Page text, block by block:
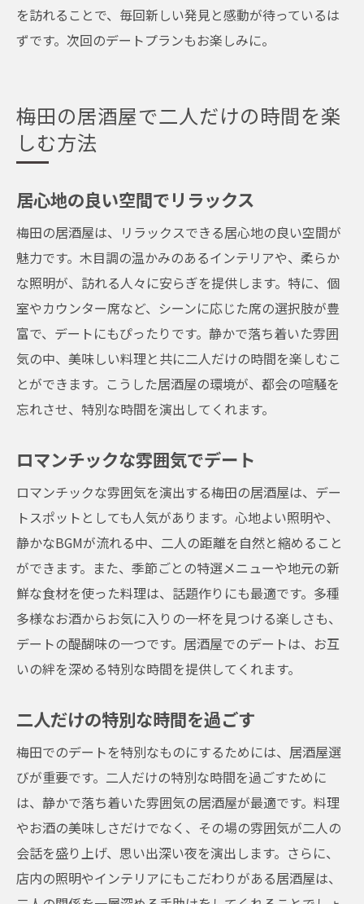
を訪れることで、毎回新しい発見と感動が待っているは
ずです。次回のデートプランもお楽しみに。
梅田の居酒屋で二人だけの時間を楽
しむ方法
居心地の良い空間でリラックス
梅田の居酒屋は、リラックスできる居心地の良い空間が
魅力です。木目調の温かみのあるインテリアや、柔らか
な照明が、訪れる人々に安らぎを提供します。特に、個
室やカウンター席など、シーンに応じた席の選択肢が豊
富で、デートにもぴったりです。静かで落ち着いた雰囲
気の中、美味しい料理と共に二人だけの時間を楽しむこ
とができます。こうした居酒屋の環境が、都会の喧騒を
忘れさせ、特別な時間を演出してくれます。
ロマンチックな雰囲気でデート
ロマンチックな雰囲気を演出する梅田の居酒屋は、デー
トスポットとしても人気があります。心地よい照明や、
静かなBGMが流れる中、二人の距離を自然と縮めること
ができます。また、季節ごとの特選メニューや地元の新
鮮な食材を使った料理は、話題作りにも最適です。多種
多様なお酒からお気に入りの一杯を見つける楽しさも、
デートの醍醐味の一つです。居酒屋でのデートは、お互
いの絆を深める特別な時間を提供してくれます。
二人だけの特別な時間を過ごす
梅田でのデートを特別なものにするためには、居酒屋選
びが重要です。二人だけの特別な時間を過ごすために
は、静かで落ち着いた雰囲気の居酒屋が最適です。料理
やお酒の美味しさだけでなく、その場の雰囲気が二人の
会話を盛り上げ、思い出深い夜を演出します。さらに、
店内の照明やインテリアにもこだわりがある居酒屋は、